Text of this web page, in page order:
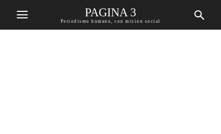
PAGINA 3
Periodismo humano, con mision social